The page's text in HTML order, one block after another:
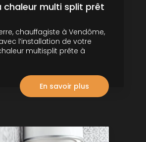
chaleur multi split prêt
chauffagiste à Vendôme,
l’installation de votre
multisplit prête à
En savoir plus